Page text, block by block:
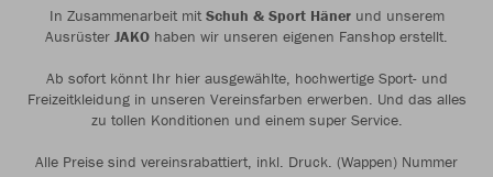
In Zusammenarbeit mit Schuh & Sport Häner und unserem
Ausrüster JAKO haben wir unseren eigenen Fanshop erstellt.
Ab sofort könnt Ihr hier ausgewählte, hochwertige Sport- und
Freizeitkleidung in unseren Vereinsfarben erwerben. Und das alles
zu tollen Konditionen und einem super Service.
Alle Preise sind vereinsrabattiert, inkl. Druck. (Wappen) Nummer